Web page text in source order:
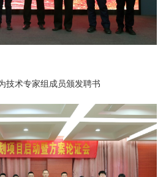
技术专家组成员颁发聘书